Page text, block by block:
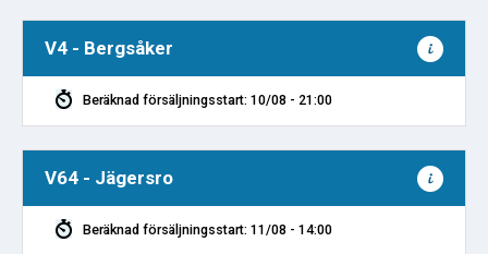
V4 - Bergsåker
Beräknad försäljningsstart: 10/08 - 21:00
V64 - Jägersro
Beräknad försäljningsstart: 11/08 - 14:00